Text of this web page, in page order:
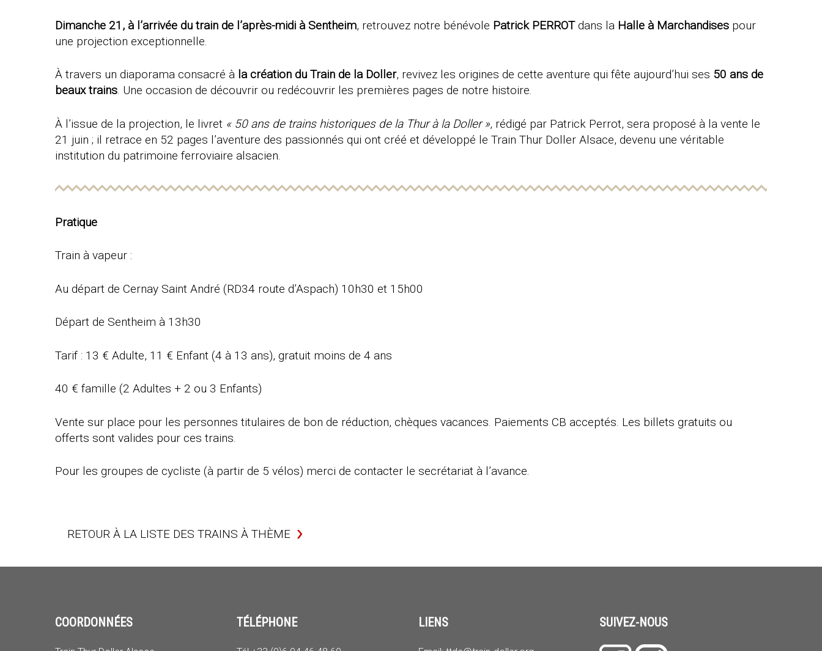
Dimanche 21, à l’arrivée du train de l’après-midi à Sentheim, retrouvez notre bénévole Patrick PERROTdans la Halle à Marchandises pour
une projection exceptionnelle.
À travers un diaporama consacré à la création du Train de la Doller, revivez les origines de cette aventure qui fête aujourd’hui ses 50 ans de
beaux trains. Une occasion de découvrir ou redécouvrir les premières pages de notre histoire.
À l’issue de la projection, le livret « 50 ans de trains historiques de la Thur à la Doller », rédigé par Patrick Perrot, sera proposé à la vente le
21 juin ; il retrace en 52 pages l’aventure des passionnés qui ont créé et développé le Train Thur Doller Alsace, devenu une véritable
institution du patrimoine ferroviaire alsacien.
Pratique
Train à vapeur :
Au départ de Cernay Saint André (RD34 route d’Aspach) 10h30 et 15h00
Départ de Sentheim à 13h30
Tarif : 13 € Adulte, 11 € Enfant (4 à 13 ans), gratuit moins de 4 ans
40 € famille (2 Adultes + 2 ou 3 Enfants)
Vente sur place pour les personnes titulaires de bon de réduction, chèques vacances. Paiements CB acceptés. Les billets gratuits ou
offerts sont valides pour ces trains.
Pour les groupes de cycliste (à partir de 5 vélos) merci de contacter le secrétariat à l’avance.
RETOUR À LA LISTE DES TRAINS À THÈME
COORDONNÉES TÉLÉPHONE LIENS SUIVEZ-NOUS